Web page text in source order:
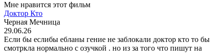
Мне нравится этот фильм
Доктор Кто
Черная Мечница
29.06.26
Если бы еслибы ебланы гение не заблокали доктор кто то бы
смотркла нормально с озучкой . но из за того что пишут на